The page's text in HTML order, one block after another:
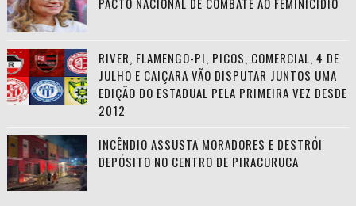
RIVER, FLAMENGO-PI, PICOS, COMERCIAL, 4 DE
JULHO E CAIÇARA VÃO DISPUTAR JUNTOS UMA
EDIÇÃO DO ESTADUAL PELA PRIMEIRA VEZ DESDE
2012
INCÊNDIO ASSUSTA MORADORES E DESTRÓI
DEPÓSITO NO CENTRO DE PIRACURUCA